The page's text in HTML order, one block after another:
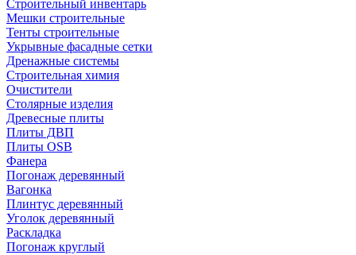
Строительный инвентарь
Мешки строительные
Тенты строительные
Укрывные фасадные сетки
Дренажные системы
Строительная химия
Очистители
Столярные изделия
Древесные плиты
Плиты ДВП
Плиты OSB
Фанера
Погонаж деревянный
Вагонка
Плинтус деревянный
Уголок деревянный
Раскладка
Погонаж круглый